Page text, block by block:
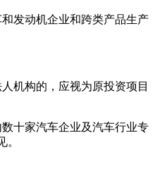
发动机企业和跨类产品生产
机构的，应视为原投资项目
十家汽车企业及汽车行业专